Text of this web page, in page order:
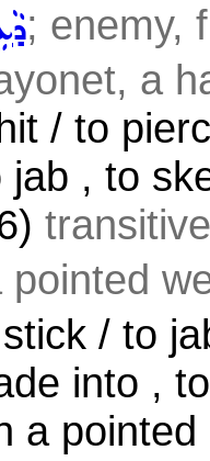
; enemy,
a
/ to
jab , to
pointed
/ to
into ,
a